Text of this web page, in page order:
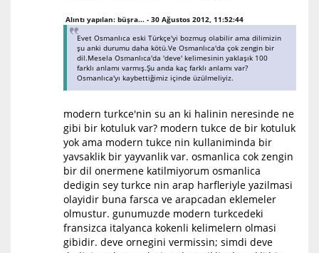
Alıntı yapılan: büşra... - 30 Ağustos 2012, 11:52:44
Evet Osmanlıca eski Türkçe'yi bozmuş olabilir ama dilimizin
şu anki durumu daha kötü.Ve Osmanlıca'da çok zengin bir
dil.Mesela Osmanlıca'da 'deve' kelimesinin yaklaşık 100
farklı anlamı varmış.Şu anda kaç farklı anlamı var?
Osmanlıca'yı kaybettiğimiz içinde üzülmeliyiz.
modern turkce'nin su an ki halinin neresinde ne
gibi bir kotuluk var? modern tukce de bir kotuluk
yok ama modern tukce nin kullaniminda bir
yavsaklik bir yayvanlik var. osmanlica cok zengin
bir dil onermene katilmiyorum osmanlica
dedigin sey turkce nin arap harfleriyle yazilmasi
olayidir buna farsca ve arapcadan eklemeler
olmustur. gunumuzde modern turkcedeki
fransizca italyanca kokenli kelimelern olmasi
gibidir. deve ornegini vermissin; simdi deve